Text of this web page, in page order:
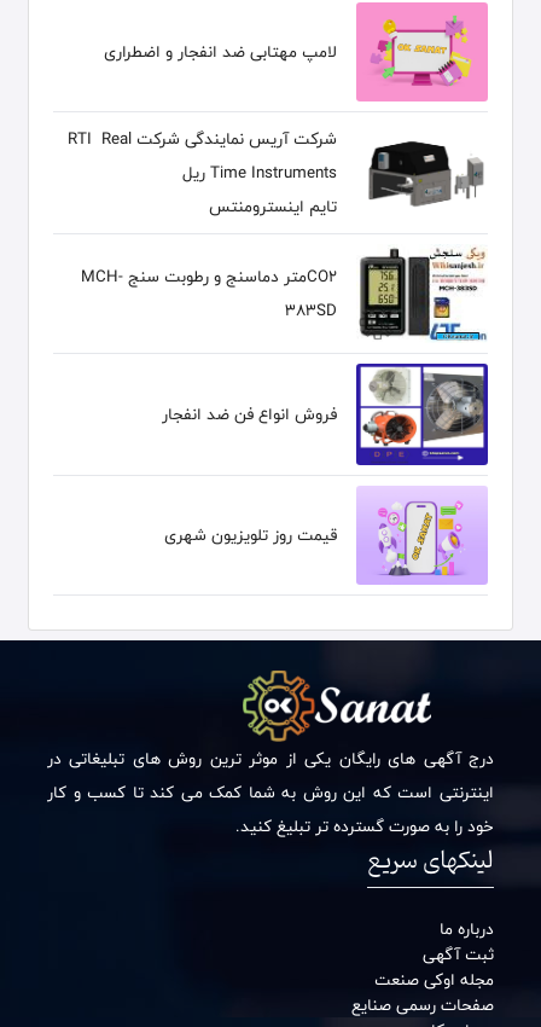
لامپ مهتابی ضد انفجار و اضطراری
شرکت آریس نمایندگی شرکت RTI Real
Time Instruments ریل
تایم اینسترومنتس
CO2متر دماسنج و رطوبت سنج MCH-
383SD
فروش انواع فن ضد انفجار
قیمت روز تلویزیون شهری
درج آگهی های رایگان یکی از موثر ترین روش های تبلیغاتی در
اینترنتی است که این روش به شما کمک می کند تا کسب و کار
خود را به صورت گسترده تر تبلیغ کنید.
لینکهای سریع
درباره ما
ثبت آگهی
مجله اوکی صنعت
صفحات رسمی صنایع